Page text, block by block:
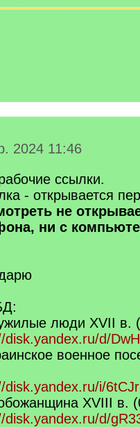
2024 11:46
ссылки.
- открывается
не
ни с
люди XVII в.
disk.yandex.ru/d/
военное
disk.yandex.ru/i/
XVIII в.
disk.yandex.ru/d/